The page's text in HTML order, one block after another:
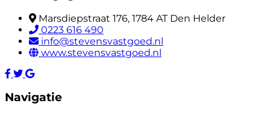
Marsdiepstraat 176, 1784 AT Den Helder
0223 616 490
info@stevensvastgoed.nl
www.stevensvastgoed.nl
Navigatie